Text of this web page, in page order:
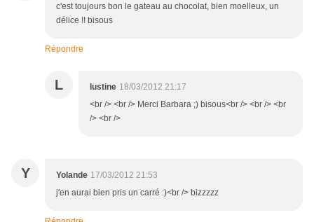
c'est toujours bon le gateau au chocolat, bien moelleux, un
délice !! bisous
Répondre
L lustine 18/03/2012 21:17
<br /> <br /> Merci Barbara ;) bisous<br /> <br /> <br
/> <br />
Y Yolande 17/03/2012 21:53
j'en aurai bien pris un carré :)<br /> bizzzzz